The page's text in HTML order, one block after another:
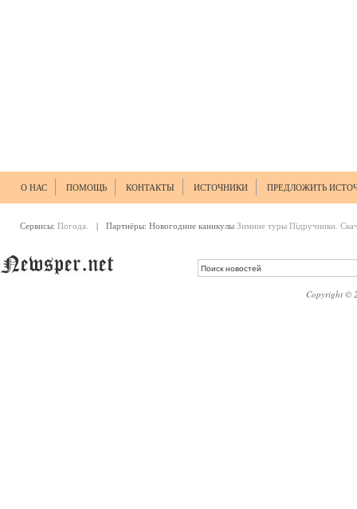
О НАС ПОМОЩЬ КОНТАКТЫ ИСТОЧНИКИ ПРЕДЛОЖИТЬ
Сервисы: Погода. | Партнёры: Новогодние каникулы Зимние туры Підручники.
Copyright ©